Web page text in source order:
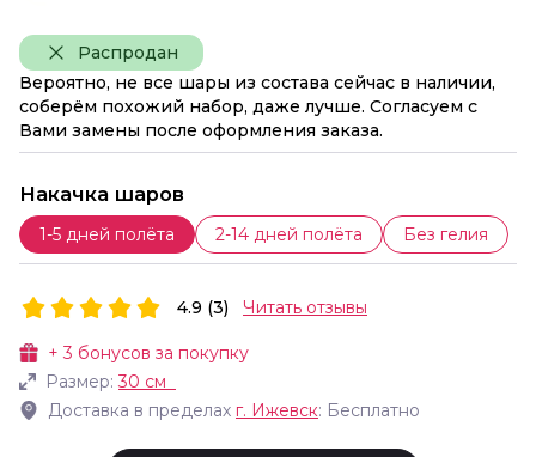
Распродан
Вероятно, не все шары из состава сейчас в наличии,
соберём похожий набор, даже лучше. Согласуем с
Вами замены после оформления заказа.
Накачка шаров
1-5 дней полёта 2-14 дней полёта Без гелия
+3 бонусов за покупку
Размер:30 см
Доставка в пределах г. Ижевск: Бесплатно
4.9 (3) Читать отзывы